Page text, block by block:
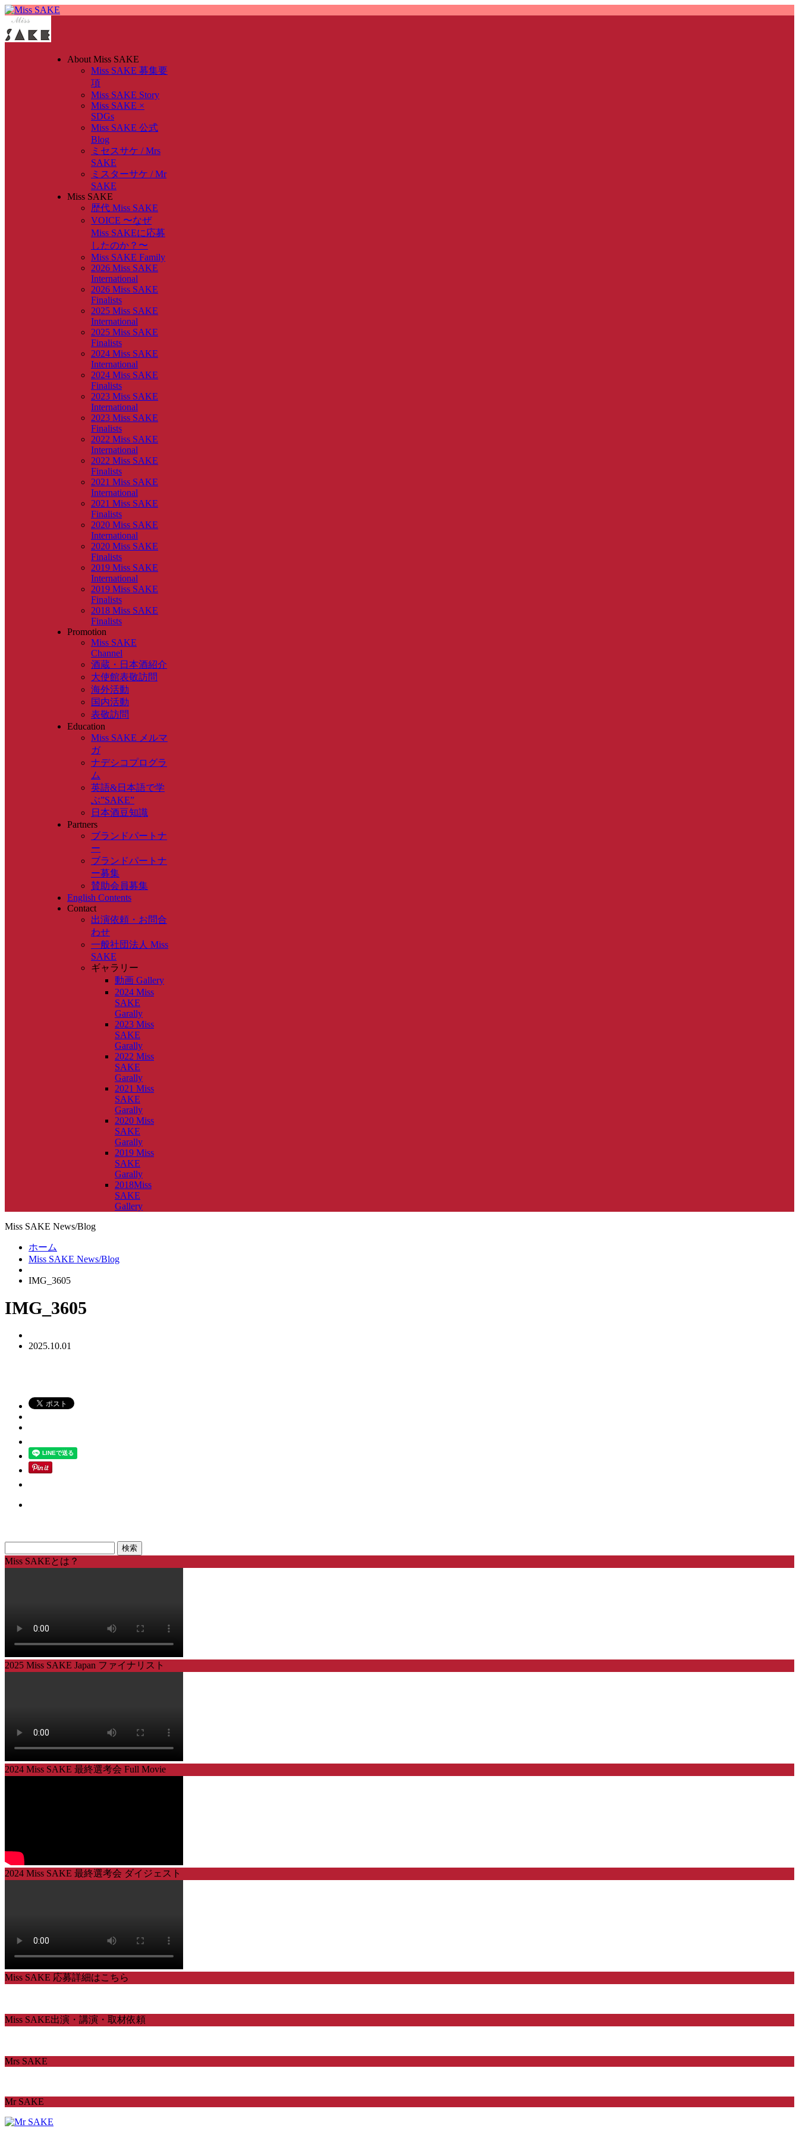
About Miss SAKE
Miss SAKE 募集要
項
Miss SAKE Story
Miss SAKE ×
SDGs
Miss SAKE 公式
Blog
ミセスサケ / Mrs
SAKE
ミスターサケ / Mr
SAKE
Miss SAKE
歴代 Miss SAKE
VOICE 〜なぜ
Miss SAKEに応募
したのか？〜
Miss SAKE Family
2026 Miss SAKE
International
2026 Miss SAKE
Finalists
2025 Miss SAKE
International
2025 Miss SAKE
Finalists
2024 Miss SAKE
International
2024 Miss SAKE
Finalists
2023 Miss SAKE
International
2023 Miss SAKE
Finalists
2022 Miss SAKE
International
2022 Miss SAKE
Finalists
2021 Miss SAKE
International
2021 Miss SAKE
Finalists
2020 Miss SAKE
International
2020 Miss SAKE
Finalists
2019 Miss SAKE
International
2019 Miss SAKE
Finalists
2018 Miss SAKE
Finalists
Promotion
Miss SAKE
Channel
酒蔵・日本酒紹介
大使館表敬訪問
海外活動
国内活動
表敬訪問
Education
Miss SAKE メルマ
ガ
ナデシコプログラ
ム
英語&日本語で学
ぶ”SAKE”
日本酒豆知識
Partners
ブランドパートナ
ー
ブランドパートナ
ー募集
賛助会員募集
English Contents
Contact
出演依頼・お問合
わせ
一般社団法人 Miss
SAKE
ギャラリー
動画 Gallery
2024 Miss
SAKE
Garally
2023 Miss
SAKE
Garally
2022 Miss
SAKE
Garally
2021 Miss
SAKE
Garally
2020 Miss
SAKE
Garally
2019 Miss
SAKE
Garally
2018Miss
SAKE
Gallery
Miss SAKE News/Blog
ホーム
Miss SAKE News/Blog
IMG_3605
IMG_3605
2025.10.01
Miss SAKEとは？
2025 Miss SAKE Japan ファイナリスト
2024 Miss SAKE 最終選考会 Full Movie
2024 Miss SAKE 最終選考会 ダイジェスト
Miss SAKE 応募詳細はこちら
Miss SAKE出演・講演・取材依頼
Mrs SAKE
Mr SAKE